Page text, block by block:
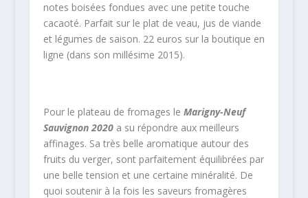
notes boisées fondues avec une petite touche
cacaoté. Parfait sur le plat de veau, jus de viande
et légumes de saison. 22 euros sur la boutique en
ligne (dans son millésime 2015).
Pour le plateau de fromages le Marigny-Neuf
Sauvignon 2020a su répondre aux meilleurs
affinages. Sa très belle aromatique autour des
fruits du verger, sont parfaitement équilibrées par
une belle tension et une certaine minéralité. De
quoi soutenir à la fois les saveurs fromagères